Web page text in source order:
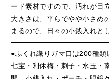
ード素材ですので、汚れが目
大きさは、平らでやや小さめ
まるので、日々の小銭入れと
●ふくれ織りガマ口は200種類
七宝・利休梅・刺子・水玉・